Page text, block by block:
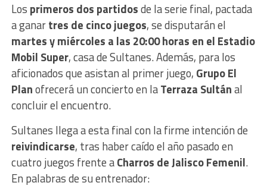
Los primeros dos partidosde la serie final, pactada
a ganartres de cinco juegos, se disputarán el
martes y miércoles a las 20:00 horas en el Estadio
Mobil Super, casa de Sultanes. Además, para los
aficionados que asistan al primer juego, Grupo El
Planofrecerá un concierto en laTerraza Sultánal
concluir el encuentro.
Sultanes llega a esta final con la firme intención de
reivindicarse, tras haber caído el año pasado en
cuatro juegos frente aCharros de Jalisco Femenil.
En palabras de su entrenador: